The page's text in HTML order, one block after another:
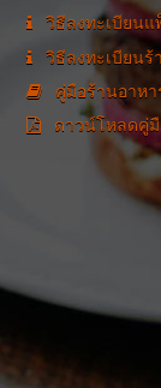
วิธีลงทะเบียนแ
วิธีลงทะเบียนร้
คู่มือร้านอาหา
ดาวน์โหลดคู่